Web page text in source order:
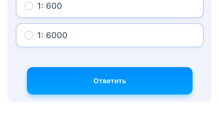
1: 600
1: 6000
Ответить